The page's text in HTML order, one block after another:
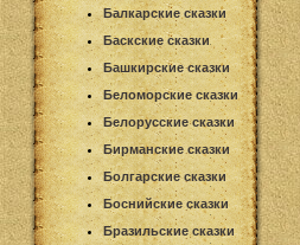
Балкарские сказки
Баскские сказки
Башкирские сказки
Беломорские сказки
Белорусские сказки
Бирманские сказки
Болгарские сказки
Боснийские сказки
Бразильские сказки